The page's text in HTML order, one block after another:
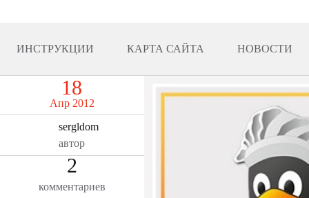
ИНСТРУКЦИИ КАРТА САЙТА НОВОСТИ
18
Апр 2012
sergldom
автор
2
комментариев